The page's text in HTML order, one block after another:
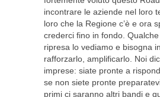
incontrare le aziende nel loro
loro che la Regione c’è e ora
crederci fino in fondo.
ripresa lo vediamo e bisogna
rafforzarlo, amplificarlo. Noi
imprese: siate pronte a
se non siete pronte
primi ci saranno altri bandi e